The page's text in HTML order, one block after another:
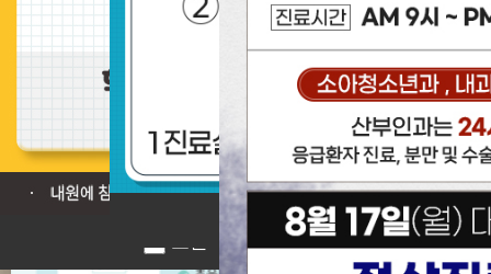
❮
오늘 하루 이 창 열지 않음[닫기]
오늘 하루 이 창 열지 않